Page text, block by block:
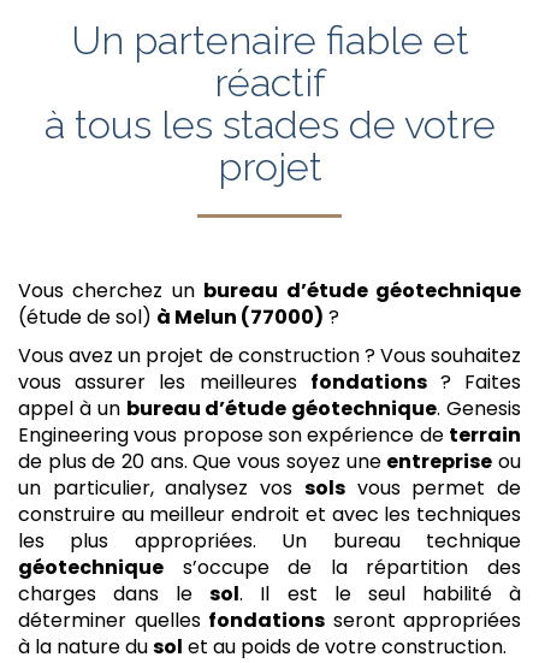
Un partenaire fiable et
réactif
à tous les stades de votre
projet
Vous cherchez un bureau d’étude géotechnique
(étude de sol) à Melun (77000) ?
Vous avez un projet de construction ? Vous souhaitez
vous assurer les meilleures fondations? Faites
appel à un bureau d’étude géotechnique. Genesis
Engineering vous propose son expérience de terrain
de plus de 20 ans. Que vous soyez une entreprise ou
un particulier, analysez vos solsvous permet de
construire au meilleur endroit et avec les techniques
les plus appropriées. Un bureau technique
géotechnique s’occupe de la répartition des
charges dans lesol. Il est le seul habilité à
déterminer quelles fondations seront appropriées
à la nature dusol et au poids de votre construction.